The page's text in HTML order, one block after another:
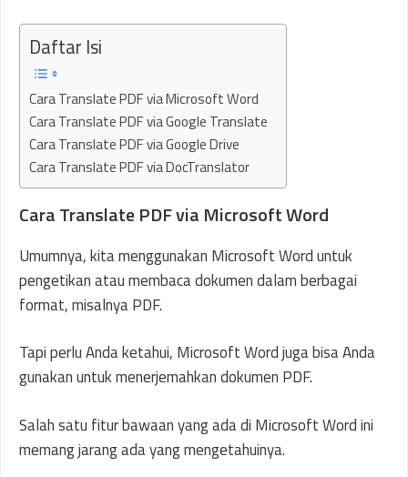
Daftar Isi
Cara Translate PDF via Microsoft Word
Cara Translate PDF via Google Translate
Cara Translate PDF via Google Drive
Cara Translate PDF via DocTranslator
Cara Translate PDF via Microsoft Word
Umumnya, kita menggunakan Microsoft Word untuk
pengetikan atau membaca dokumen dalam berbagai
format, misalnya PDF.
Tapi perlu Anda ketahui, Microsoft Word juga bisa Anda
gunakan untuk menerjemahkan dokumen PDF.
Salah satu fitur bawaan yang ada di Microsoft Word ini
memang jarang ada yang mengetahuinya.